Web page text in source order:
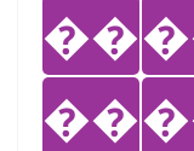
��
��